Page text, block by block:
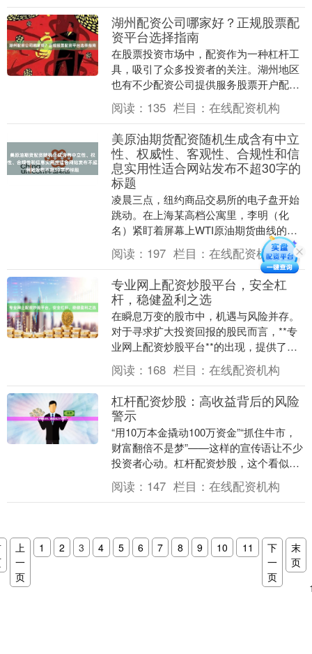
湖州配资公司哪家好？正规股票配
资平台选择指南
在股票投资市场中，配资作为一种杠杆工
具，吸引了众多投资者的关注。湖州地区
也有不少配资公司提供服务股票开户配
资，但如何在众多选择中找到正规可靠的
平台？本文将为您提....
阅读： 135 栏目： 在线配资机构
美原油期货配资随机生成含有中立
性、权威性、客观性、合规性和信
息实用性适合网站发布不超30字的
标题
凌晨三点，纽约商品交易所的电子盘开始
跳动。在上海某高档公寓里，李明（化
名）紧盯着屏幕上WTI原油期货曲线的每
一个波动，额头渗出细密汗珠。他用配资
账户里的50万本....
阅读： 197 栏目： 在线配资机构
专业网上配资炒股平台，安全杠
杆，稳健盈利之选
在瞬息万变的股市中，机遇与风险并存。
对于寻求扩大投资回报的股民而言，**专
业网上配资炒股平台**的出现，提供了一
种高效利用资金的途径。然而，如何在众
多选择中，找....
阅读： 168 栏目： 在线配资机构
杠杆配资炒股：高收益背后的风险
警示
“用10万本金撬动100万资金”“抓住牛市，
财富翻倍不是梦”——这样的宣传语让不少
投资者心动。杠杆配资炒股，这个看似能
快速放大收益的金融工具，正吸引着越来
越多渴....
阅读： 147 栏目： 在线配资机构
上
一
页
1 2 3 4 5 6 7 8 9 10 11
下
一
页
末
页